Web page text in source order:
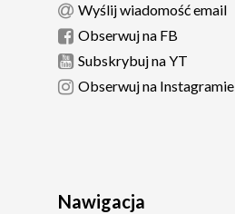
Wyślij wiadomość email
Obserwuj na FB
Subskrybuj na YT
Obserwuj na Instagramie
Nawigacja